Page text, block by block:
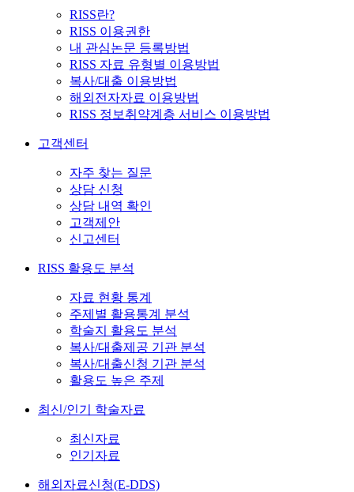
RISS란?
RISS 이용권한
내 관심논문 등록방법
RISS 자료 유형별 이용방법
복사/대출 이용방법
해외전자자료 이용방법
RISS 정보취약계층 서비스 이용방법
고객센터
자주 찾는 질문
상담 신청
상담 내역 확인
고객제안
신고센터
RISS 활용도 분석
자료 현황 통계
주제별 활용통계 분석
학술지 활용도 분석
복사/대출제공 기관 분석
복사/대출신청 기관 분석
활용도 높은 주제
최신/인기 학술자료
최신자료
인기자료
해외자료신청(E-DDS)